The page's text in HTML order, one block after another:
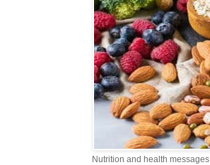
Nutrition and health messages